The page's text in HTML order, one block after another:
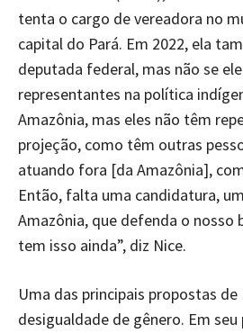
tenta o cargo de vereadora no
capital do Pará. Em 2022, ela
deputada federal, mas não se
representantes na política
Amazônia, mas eles não têm
projeção, como têm outras
atuando fora [da Amazônia],
Então, falta uma candidatura,
Amazônia, que defenda o nosso
tem isso ainda”, diz Nice.
Uma das principais propostas
desigualdade de gênero. Em seu